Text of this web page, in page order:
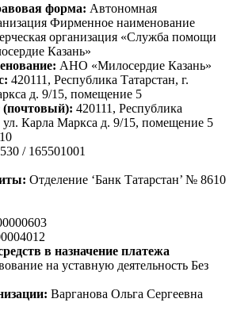
форма: Автономная
Фирменное наименование
организация «Служба помощи
Казань»
АНО «Милосердие Казань»
420111, Республика Татарстан, г.
д. 9/15, помещение 5
(почтовый): 420111, Республика
ул. Карла Маркса д. 9/15, помещение 5
/ 165501001
Отделение ‘Банк Татарстан’ № 8610
в назначение платежа
на уставную деятельность Без
Варганова Ольга Сергеевна